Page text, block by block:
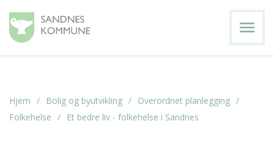
menu
Hjem Bolig og byutvikling
Overordnet planlegging
Folkehelse
Et bedre liv - folkehelse i Sandnes